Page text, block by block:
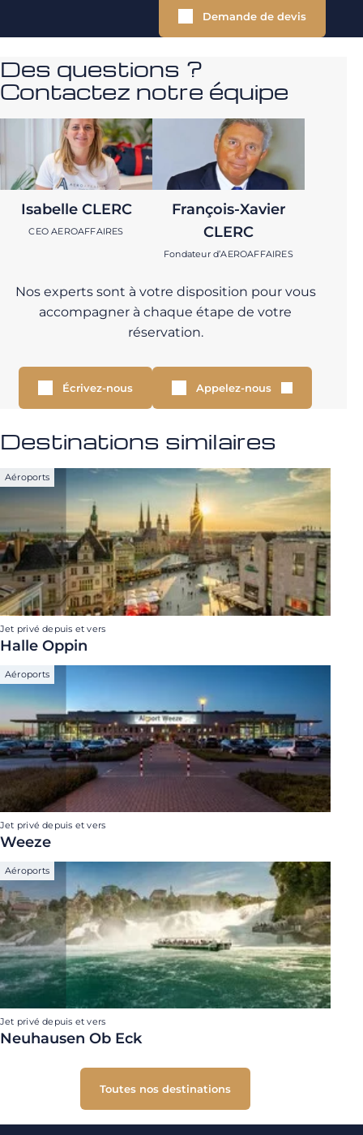
Demande de devis
Des questions ?
Contactez notre équipe
Isabelle CLERC
CEO AEROAFFAIRES
François-Xavier
CLERC
Fondateur d’AEROAFFAIRES
Nos experts sont à votre disposition pour vous
accompagner à chaque étape de votre
réservation.
Écrivez-nous Appelez-nous
Destinations similaires
Aéroports
Jet privé depuis et vers
Halle Oppin
Aéroports
Jet privé depuis et vers
Weeze
Aéroports
Jet privé depuis et vers
Neuhausen Ob Eck
Toutes nos destinations